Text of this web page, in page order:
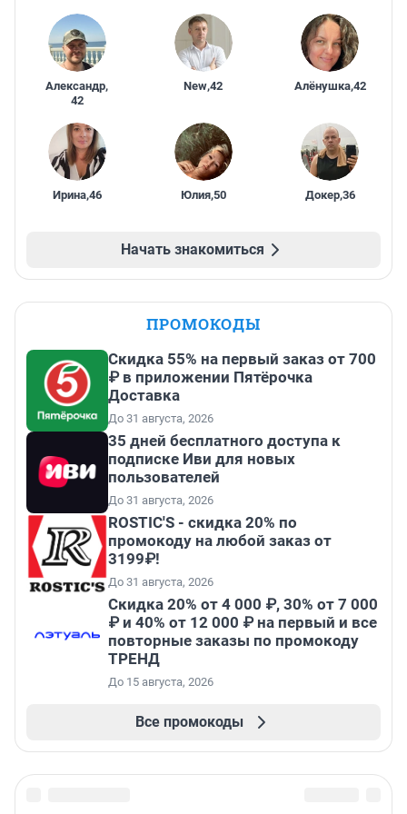
Александр,
42
New,42 Алёнушка,42
Ирина,46 Юлия,50 Докер,36
Начать знакомиться
ПРОМОКОДЫ
Скидка 55% на первый заказ от 700
₽ в приложении Пятёрочка
Доставка
До 31 августа, 2026
35 дней бесплатного доступа к
подписке Иви для новых
пользователей
До 31 августа, 2026
ROSTIC'S - скидка 20% по
промокоду на любой заказ от
3199₽!
До 31 августа, 2026
Скидка 20% от 4 000 ₽, 30% от 7 000
₽ и 40% от 12 000 ₽ на первый и все
повторные заказы по промокоду
ТРЕНД
До 15 августа, 2026
Все промокоды